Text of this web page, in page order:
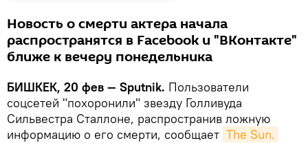
Новость о смерти актера начала
распространятся в Facebook и "ВКонтакте"
ближе к вечеру понедельника
БИШКЕК, 20 фев — Sputnik. Пользователи
соцсетей "похоронили" звезду Голливуда
Сильвестра Сталлоне, распространив ложную
информацию о его смерти, сообщает The Sun.